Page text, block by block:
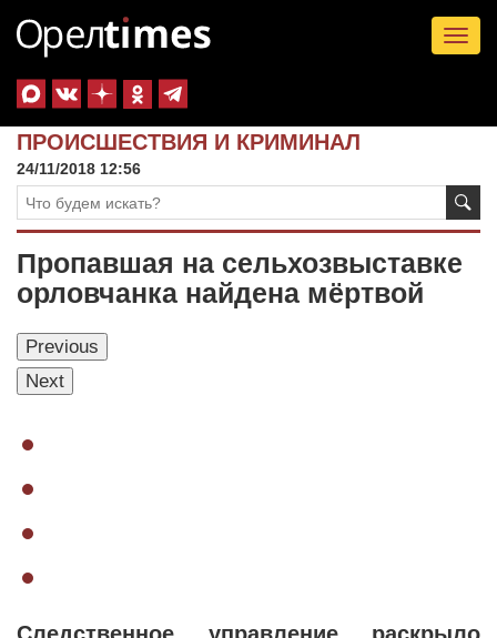
ПРОИСШЕСТВИЯ И КРИМИНАЛ
24/11/2018 12:56
Пропавшая на сельхозвыставке
орловчанка найдена мёртвой
Previous
Next